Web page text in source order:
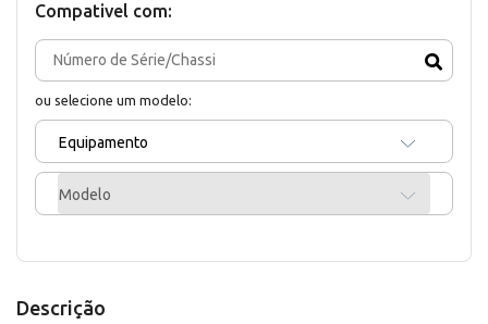
Compativel com:
ou selecione um modelo:
Equipamento
Modelo
Descrição